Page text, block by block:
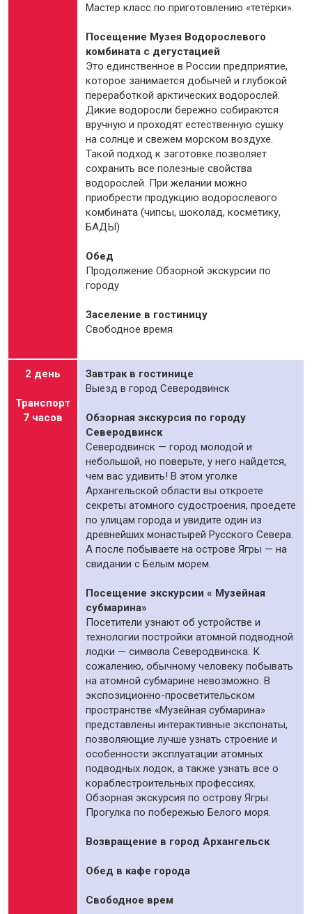
Мастер класс по приготовлению «тетёрки».
Посещение Музея Водорослевого
комбината с дегустацией
Это единственное в России предприятие,
которое занимается добычей и глубокой
переработкой арктических водорослей.
Дикие водоросли бережно собираются
вручную и проходят естественную сушку
на солнце и свежем морском воздухе.
Такой подход к заготовке позволяет
сохранить все полезные свойства
водорослей. При желании можно
приобрести продукцию водорослевого
комбината (чипсы, шоколад, косметику,
БАДЫ)
Обед
Продолжение Обзорной экскурсии по
городу
Заселение в гостиницу
Свободное время
2 день
Транспорт
7 часов
Завтрак в гостинице
Выезд в город Северодвинск
Обзорная экскурсия по городу
Северодвинск
Северодвинск — город молодой и
небольшой, но поверьте, у него найдется,
чем вас удивить! В этом уголке
Архангельской области вы откроете
секреты атомного судостроения, проедете
по улицам города и увидите один из
древнейших монастырей Русского Севера.
А после побываете на острове Ягры — на
свидании с Белым морем.
Посещение экскурсии « Музейная
субмарина»
Посетители узнают об устройстве и
технологии постройки атомной подводной
лодки — символа Северодвинска. К
сожалению, обычному человеку побывать
на атомной субмарине невозможно. В
экспозиционно-просветительском
пространстве «Музейная субмарина»
представлены интерактивные экспонаты,
позволяющие лучше узнать строение и
особенности эксплуатации атомных
подводных лодок, а также узнать все о
кораблестроительных профессиях.
Обзорная экскурсия по острову Ягры.
Прогулка по побережью Белого моря.
Возвращение в город Архангельск
Обед в кафе города
Свободное врем